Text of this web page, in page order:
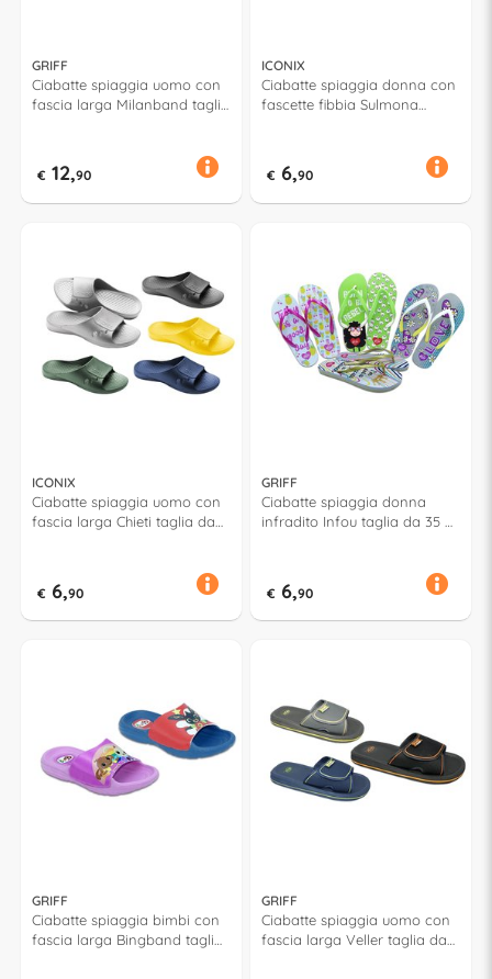
GRIFF
Ciabatte spiaggia uomo con
fascia larga Milanband taglia
€ 12,90
ICONIX
Ciabatte spiaggia donna con
fascette fibbia Sulmona
€ 6,90
ICONIX
Ciabatte spiaggia uomo con
fascia larga Chieti taglia da
€ 6,90
GRIFF
Ciabatte spiaggia donna
infradito Infou taglia da 35 a
€ 6,90
GRIFF
Ciabatte spiaggia bimbi con
fascia larga Bingband taglia
GRIFF
Ciabatte spiaggia uomo con
fascia larga Veller taglia da